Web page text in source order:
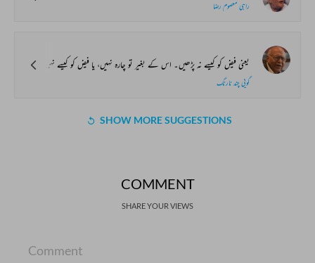
راہی معصوم رضا
یعنی فیض کو کیسے نہ پڑھیں۔ اس کے بغیر تو چارہ نہیں، یا فیض کو کیسے نہیں پڑھنا چاہیے، یعنی فیض کی قرأت کیسے نہیں کرنا چاہیے۔ یہاں مقصود موخر الذکر ہے لیکن مضارع کے ساتھ کہ کیسے نہ پڑھیں، آمرانہ ’’چاہیے، کے ساتھ نہیں۔ خاکسار کو منفی زمرہ اختیار کرنے کا شوق نہیں ہے، لیکن اگر کہا جاتا ہے کہ ’’فیض کو کیسے پڑھیں۔۔۔، تو یہ تجویز یہ (Prescriptive) ہوتا اور تجویز یہ تنقید کا مسلک نہیں ہے۔ ویسے ان لوگوں کی کمی نہیں جو مسلسل یہی کام کرتے ہیں، یہ دوسری بات ہے کہ انھیں اس کا احساس نہ ہو کہ اس سے نہ تنقید کا بھلا ہوتا ہے نہ ادب کا۔
گوپی چند نارنگ
SHOW MORE SUGGESTIONS
COMMENT
SHARE YOUR VIEWS
Comment